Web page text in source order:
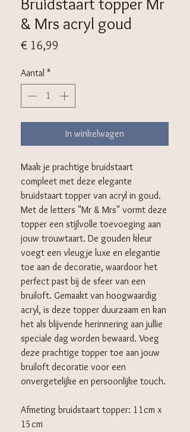
& Mrs acryl goud
€ 16,99
Aantal *
In winkelwagen
Maak je prachtige bruidstaart
compleet met deze elegante
bruidstaart topper van acryl in goud.
Met de letters "Mr & Mrs" vormt deze
topper een stijlvolle toevoeging aan
jouw trouwtaart. De gouden kleur
voegt een vleugje luxe en elegantie
toe aan de decoratie, waardoor het
perfect past bij de sfeer van een
bruiloft. Gemaakt van hoogwaardig
acryl, is deze topper duurzaam en kan
het als blijvende herinnering aan jullie
speciale dag worden bewaard. Voeg
deze prachtige topper toe aan jouw
bruiloft decoratie voor een
onvergetelijke en persoonlijke touch.
Afmeting bruidstaart topper: 11cm x
15cm